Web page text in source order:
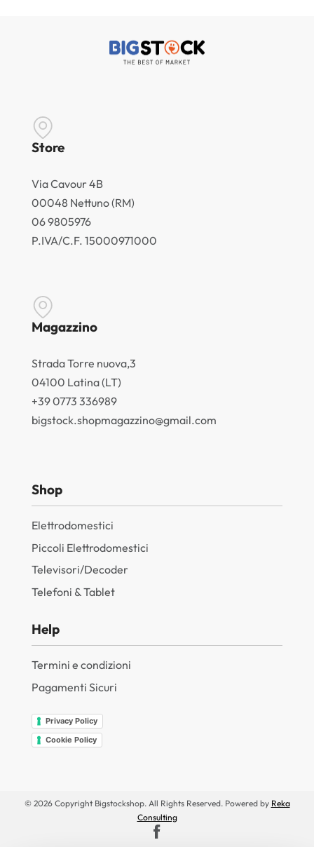
Store
Via Cavour 4B
00048 Nettuno (RM)
06 9805976
P.IVA/C.F. 15000971000
Magazzino
Strada Torre nuova,3
04100 Latina (LT)
+39 0773 336989
bigstock.shopmagazzino@gmail.com
Shop
Elettrodomestici
Piccoli Elettrodomestici
Televisori/Decoder
Telefoni & Tablet
Help
Termini e condizioni
Pagamenti Sicuri
Privacy Policy
Cookie Policy
© 2026 Copyright Bigstockshop. All Rights Reserved. Powered by Reka
Consulting